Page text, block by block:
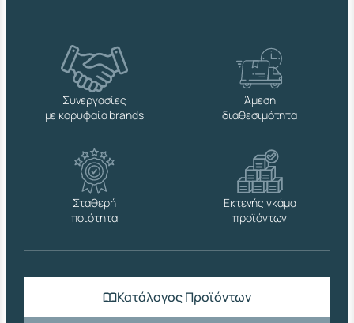
Συνεργασίες
με κορυφαία brands
Άμεση
διαθεσιμότητα
Σταθερή
ποιότητα
Εκτενής γκάμα
προϊόντων
Κατάλογος Προϊόντων